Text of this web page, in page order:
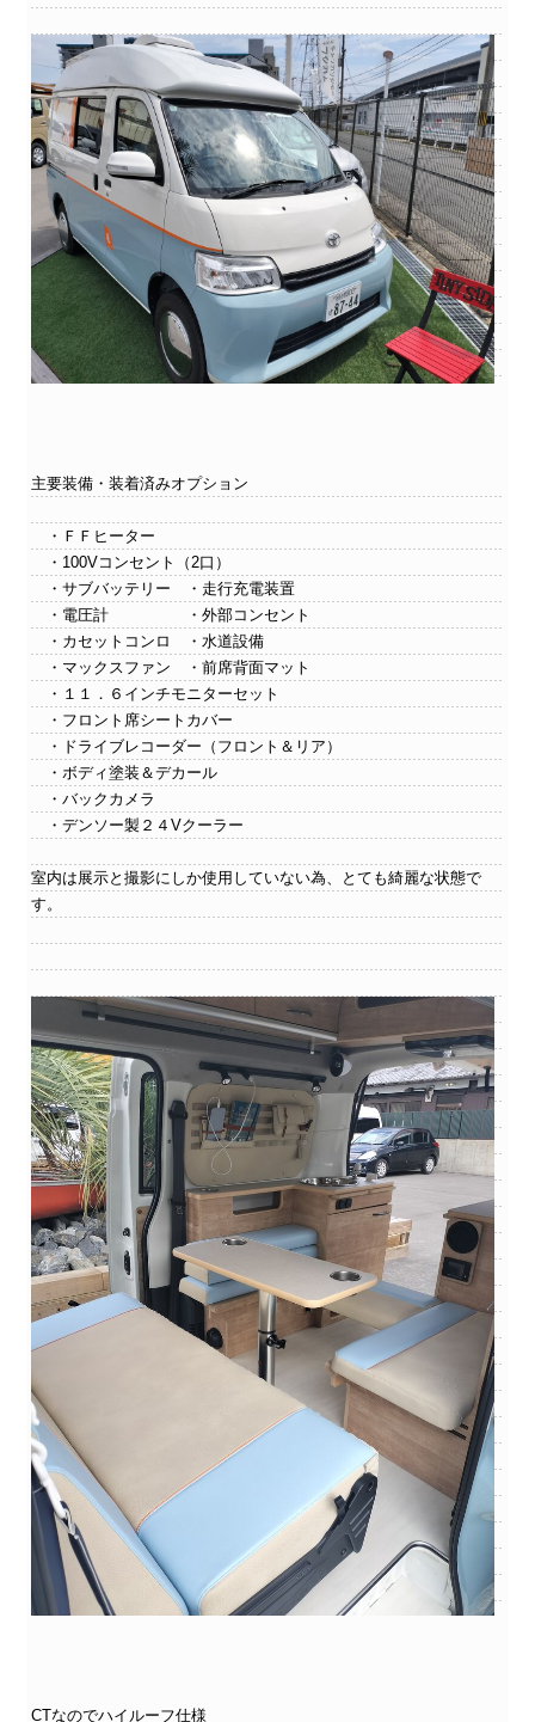
主要装備・装着済みオプション
・ＦＦヒーター
・100Vコンセント（2口）
・サブバッテリー ・走行充電装置
・電圧計 ・外部コンセント
・カセットコンロ ・水道設備
・マックスファン ・前席背面マット
・１１．６インチモニターセット
・フロント席シートカバー
・ドライブレコーダー（フロント＆リア）
・ボディ塗装＆デカール
・バックカメラ
・デンソー製２４Vクーラー
室内は展示と撮影にしか使用していない為、とても綺麗な状態で
す。
CTなのでハイルーフ仕様